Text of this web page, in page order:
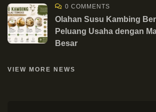
0 COMMENTS
Olahan Susu Kambing
Peluang Usaha dengan
Besar
VIEW MORE NEWS